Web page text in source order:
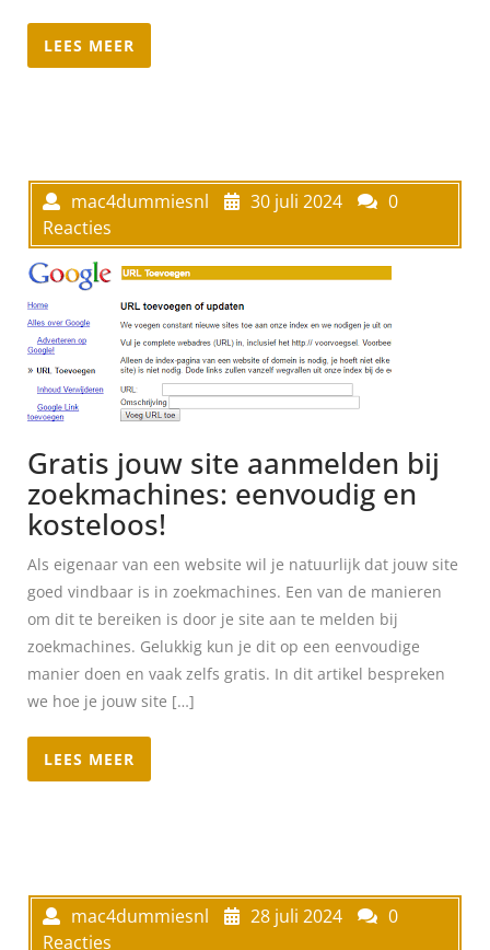
LEES MEER
mac4dummiesnl 30 juli 2024
0
Reacties
Gratis jouw site aanmelden bij
zoekmachines: eenvoudig en
kosteloos!
Als eigenaar van een website wil je natuurlijk dat jouw site
goed vindbaar is in zoekmachines. Een van de manieren
om dit te bereiken is door je site aan te melden bij
zoekmachines. Gelukkig kun je dit op een eenvoudige
manier doen en vaak zelfs gratis. In dit artikel bespreken
we hoe je jouw site […]
LEES MEER
mac4dummiesnl 28 juli 2024
0
Reacties